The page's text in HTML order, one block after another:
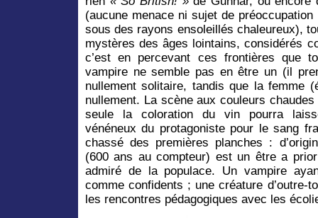
(aucune menace ni sujet de préoccupation
sous des rayons ensoleillés chaleureux),
mystères des âges lointains, considérés
c’est en percevant ces frontières que
vampire ne semble pas en être un (il
nullement solitaire, tandis que la femme
nullement. La scène aux couleurs
seule la coloration du vin pourra
vénéneux du protagoniste pour le sang
chassé des premières planches :
(600 ans au compteur) est un être a
admiré de la populace. Un vampire
comme confidents ; une créature d’outre-
les rencontres pédagogiques avec les